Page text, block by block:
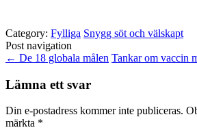
Category: Fylliga Snygg söt och välskapt
Post navigation
← De 18 globala målen Tankar om vaccin
Lämna ett svar
Din e-postadress kommer inte publiceras.
märkta *